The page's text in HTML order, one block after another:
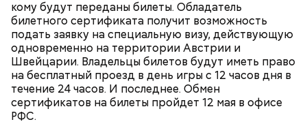
кому будут переданы билеты. Обладатель
билетного сертификата получит возможность
подать заявку на специальную визу, действующую
одновременно на территории Австрии и
Швейцарии. Владельцы билетов будут иметь право
на бесплатный проезд в день игры с 12 часов дня в
течение 24 часов. И последнее. Обмен
сертификатов на билеты пройдет 12 мая в офисе
РФС.